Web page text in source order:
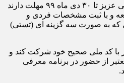
۱- پس از مطالعه کتاب سلیمانی عزیز تا ۳۰ دی ماه ۹۹ مهلت دارند
و با ثبت مشخصات فردی و
که به صورت سه گزینه ای (تستی)
با کد ملی صحیح خود شرکت کند و
از حضور در برنامه معرفی